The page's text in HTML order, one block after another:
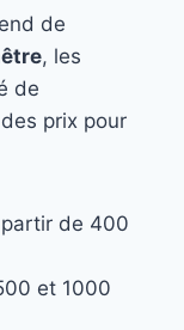
de
, les
de
prix pour
de 400
et 1000